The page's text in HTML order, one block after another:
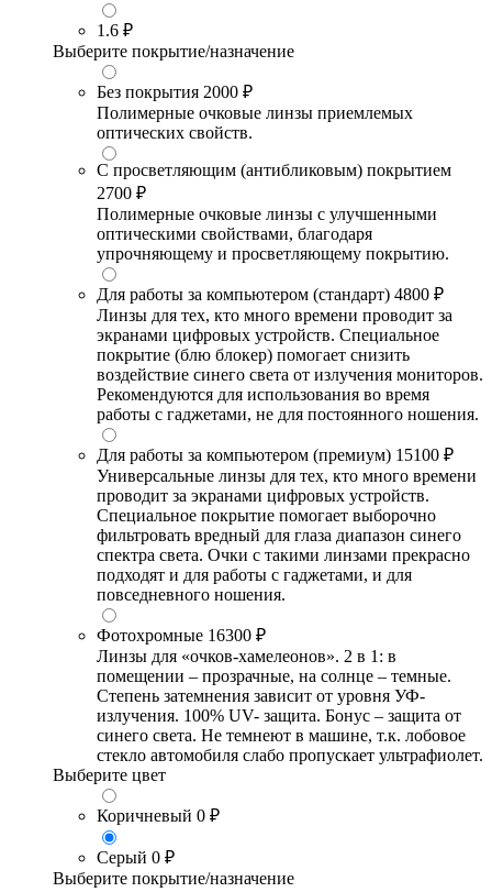
1.6 ₽
Выберите покрытие/назначение
Без покрытия 2000 ₽
Полимерные очковые линзы приемлемых
оптических свойств.
С просветляющим (антибликовым) покрытием
2700 ₽
Полимерные очковые линзы с улучшенными
оптическими свойствами, благодаря
упрочняющему и просветляющему покрытию.
Для работы за компьютером (стандарт) 4800 ₽
Линзы для тех, кто много времени проводит за
экранами цифровых устройств. Специальное
покрытие (блю блокер) помогает снизить
воздействие синего света от излучения мониторов.
Рекомендуются для использования во время
работы с гаджетами, не для постоянного ношения.
Для работы за компьютером (премиум) 15100 ₽
Универсальные линзы для тех, кто много времени
проводит за экранами цифровых устройств.
Специальное покрытие помогает выборочно
фильтровать вредный для глаза диапазон синего
спектра света. Очки с такими линзами прекрасно
подходят и для работы с гаджетами, и для
повседневного ношения.
Фотохромные 16300 ₽
Линзы для «очков-хамелеонов». 2 в 1: в
помещении – прозрачные, на солнце – темные.
Степень затемнения зависит от уровня УФ-
излучения. 100% UV- защита. Бонус – защита от
синего света. Не темнеют в машине, т.к. лобовое
стекло автомобиля слабо пропускает ультрафиолет.
Выберите цвет
Коричневый 0 ₽
Серый 0 ₽
Выберите покрытие/назначение